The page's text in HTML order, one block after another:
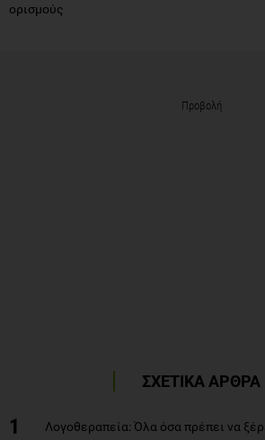
ορισμούς
Προβολή
ΣΧΕΤΙΚΑ ΑΡΘΡΑ
1 Λογοθεραπεία: Όλα όσα πρέπει να